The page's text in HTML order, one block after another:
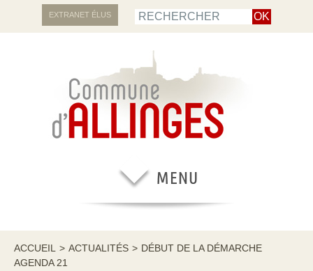
EXTRANET ÉLUS
ACCUEIL > ACTUALITÉS > DÉBUT DE LA DÉMARCHE
AGENDA 21